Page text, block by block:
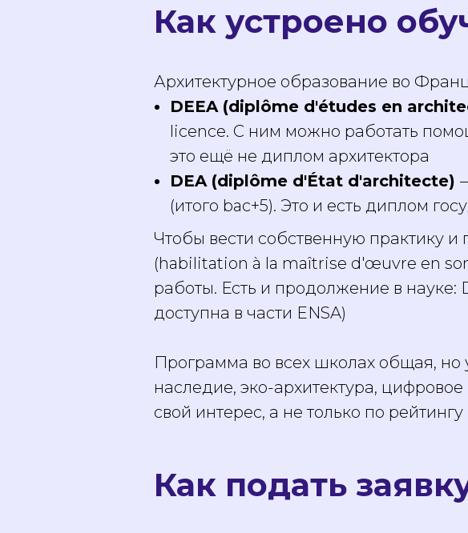
Как устроено
Архитектурное образование во
DEEA (diplôme d'études en
licence. С ним можно работать
это ещё не диплом архитектора
DEA (diplôme d'État d'architecte)
(итого bac+5). Это и есть диплом
Чтобы вести собственную практику
(habilitation à la maîtrise d'œuvre en
работы. Есть и продолжение в науке:
доступна в части ENSA)
Программа во всех школах общая, но
наследие, эко-архитектура,
свой интерес, а не только по рейтингу
Как подать